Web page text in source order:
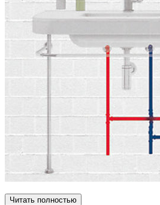
Читать полностью